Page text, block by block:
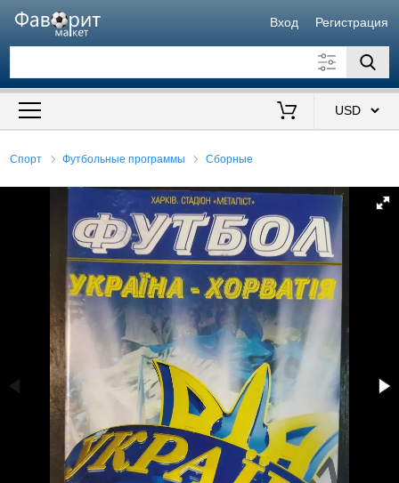
Вход Регистрация
Искать также в описании
Спорт Футбольные программы Сборные